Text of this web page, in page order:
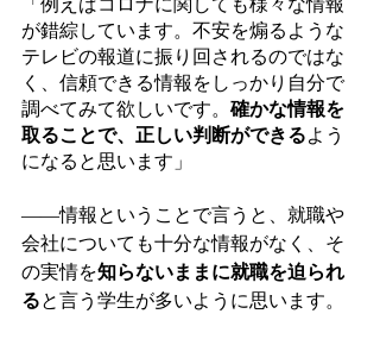
が錯綜しています。不安を煽るような
テレビの報道に振り回されるのではな
く、信頼できる情報をしっかり自分で
調べてみて欲しいです。 確かな情報を
取ることで、正しい判断ができるよう
になると思います」
――情報ということで言うと、就職や
会社についても十分な情報がなく、そ
の実情を知らないままに就職を迫られ
ると言う学生が多いように思います。